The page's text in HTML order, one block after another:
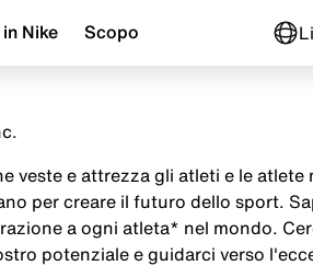
Nike Scopo
veste e attrezza gli atleti e le
per creare il futuro dello sport.
a ogni atleta* nel mondo.
potenziale e guidarci verso